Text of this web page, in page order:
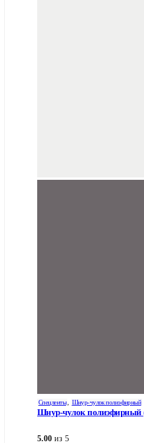
Спецленты, Шнур-чулок полиэфирный
Шнур-чулок полиэфирный
5.00 из 5